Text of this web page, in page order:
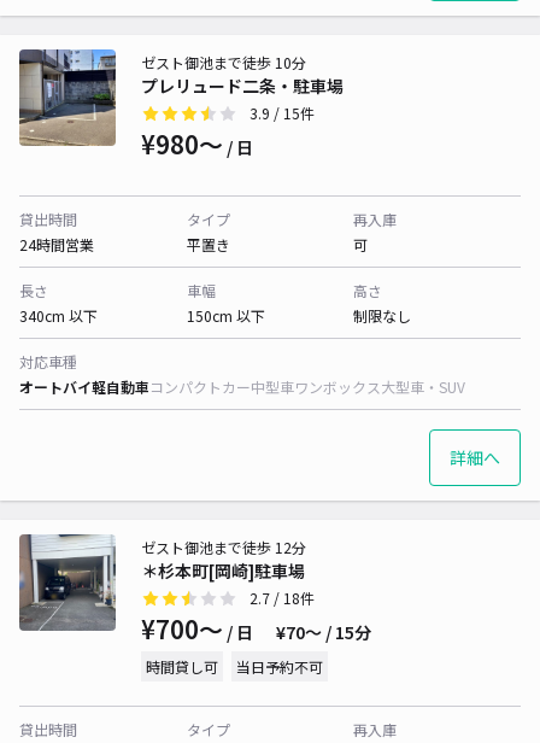
プレリュード二条・駐車場
ゼスト御池まで徒歩 10分
3.9 / 15件
¥980〜 / 日
貸出時間
24時間営業
タイプ
平置き
再入庫
可
長さ
340cm 以下
車幅
150cm 以下
高さ
制限なし
対応車種
オートバイ軽自動車コンパクトカー中型車ワンボックス大型車・SUV
詳細へ
＊杉本町[岡崎]駐車場
ゼスト御池まで徒歩 12分
2.7 / 18件
¥700〜 / 日 ¥70〜 / 15分
時間貸し可 当日予約不可
貸出時間
タイプ
再入庫